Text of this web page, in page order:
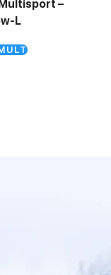
–
L